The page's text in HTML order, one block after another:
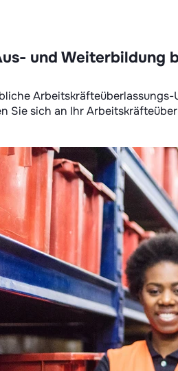
und Weiterbildung
Sie sich an Ihr